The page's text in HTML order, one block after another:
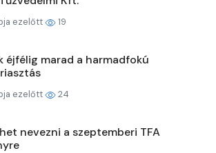
ezelőtt 19
éjfélig marad a harmadfokú
ezelőtt 24
nevezni a szeptemberi TFA